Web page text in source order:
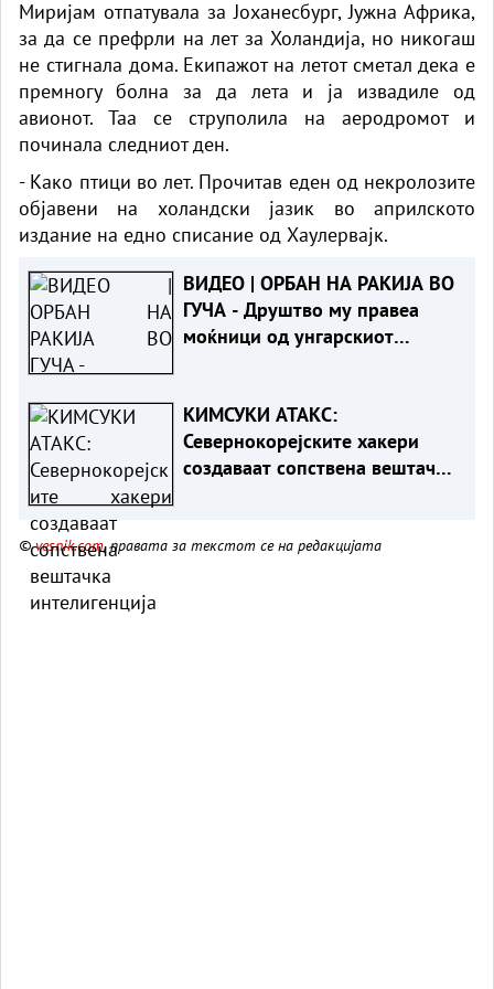
Миријам отпатувала за Јоханесбург, Јужна Африка,
за да се префрли на лет за Холандија, но никогаш
не стигнала дома. Екипажот на летот сметал дека е
премногу болна за да лета и ја извадиле од
авионот. Таа се струполила на аеродромот и
починала следниот ден.
- Како птици во лет. Прочитав еден од некролозите
објавени на холандски јазик во априлското
издание на едно списание од Хаулервајк.
ВИДЕО | ОРБАН НА РАКИЈА ВО
ГУЧА - Друштво му правеа
моќници од унгарскиот
КИМСУКИ АТАКС:
Севернокорејските хакери
создаваат сопствена вештачка
©vesnik.com, правата за текстот се на редакцијата